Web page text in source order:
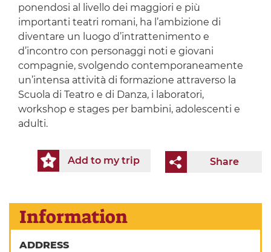
ponendosi al livello dei maggiori e più
importanti teatri romani, ha l’ambizione di
diventare un luogo d’intrattenimento e
d’incontro con personaggi noti e giovani
compagnie, svolgendo contemporaneamente
un’intensa attività di formazione attraverso la
Scuola di Teatro e di Danza, i laboratori,
workshop e stages per bambini, adolescenti e
adulti.
Share
Add to my trip
Information
ADDRESS